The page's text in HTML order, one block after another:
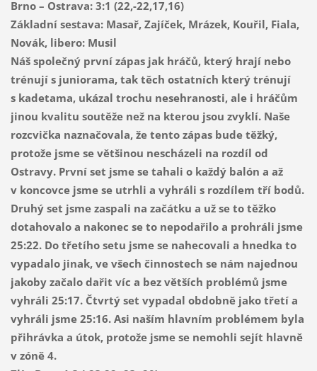
Brno – Ostrava: 3:1 (22,-22,17,16)
Základní sestava: Masař, Zajíček, Mrázek, Kouřil, Fiala,
Novák, libero: Musil
Náš společný první zápas jak hráčů, který hrají nebo
trénují s juniorama, tak těch ostatních který trénují
s kadetama, ukázal trochu nesehranosti, ale i hráčům
jinou kvalitu soutěže než na kterou jsou zvyklí. Naše
rozcvička naznačovala, že tento zápas bude těžký,
protože jsme se většinou nescházeli na rozdíl od
Ostravy. První set jsme se tahali o každý balón a až
v koncovce jsme se utrhli a vyhráli s rozdílem tří bodů.
Druhý set jsme zaspali na začátku a už se to těžko
dotahovalo a nakonec se to nepodařilo a prohráli jsme
25:22. Do třetího setu jsme se nahecovali a hnedka to
vypadalo jinak, ve všech činnostech se nám najednou
jakoby začalo dařit víc a bez větších problémů jsme
vyhráli 25:17. Čtvrtý set vypadal obdobně jako třetí a
vyhráli jsme 25:16. Asi naším hlavním problémem byla
přihrávka a útok, protože jsme se nemohli sejít hlavně
v zóně 4.